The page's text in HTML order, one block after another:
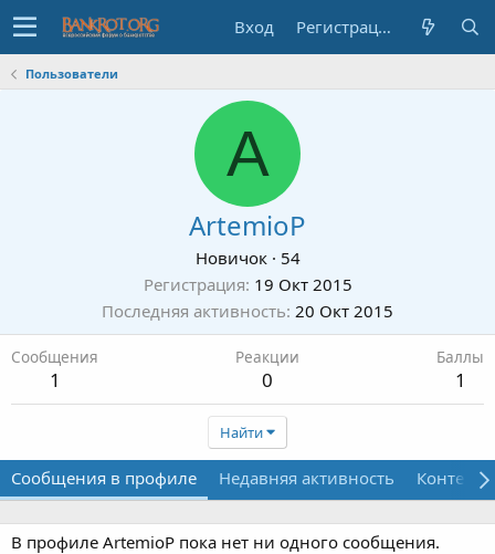
Вход Регистрация
Пользователи
A
ArtemioP
Новичок · 54
Регистрация 19 Окт 2015
Последняя активность 20 Окт 2015
Сообщения
1
Реакции
0
Баллы
1
Найти
Сообщения в профиле Недавняя активность Контент
В профиле ArtemioP пока нет ни одного сообщения.